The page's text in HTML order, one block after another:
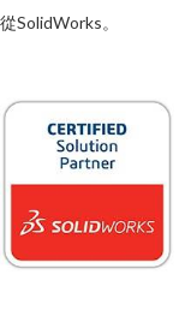
從SolidWorks。